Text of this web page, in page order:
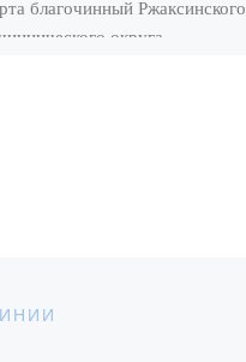
благочинный Ржаксинского
округа